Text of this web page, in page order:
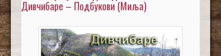
Дивчибаре – Подбукови (Миља)